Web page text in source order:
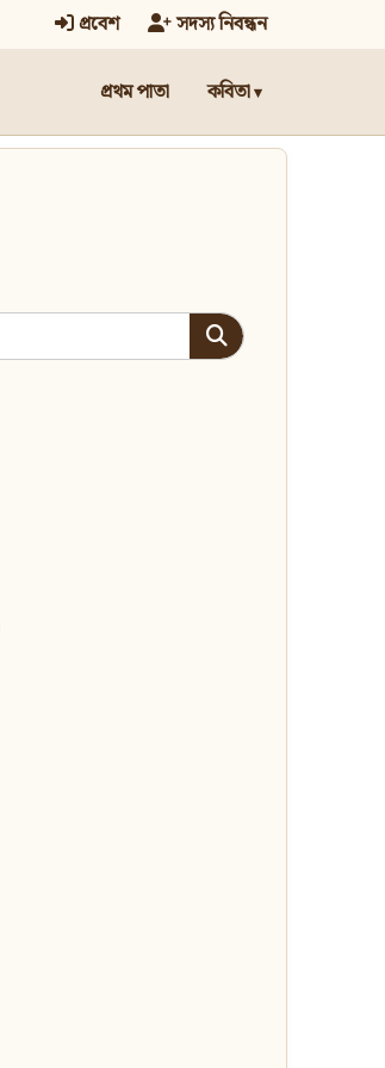
প্রবেশ সদস্য নিবন্ধন
প্রথম পাতা কবিতা